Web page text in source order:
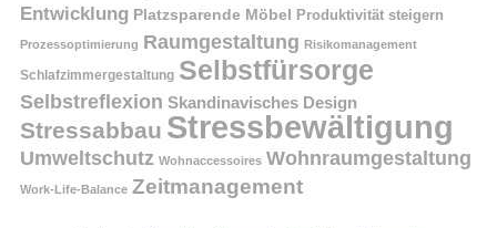
Entwicklung Platzsparende Möbel Produktivität steigern
Prozessoptimierung Raumgestaltung Risikomanagement
Schlafzimmergestaltung Selbstfürsorge
Selbstreflexion Skandinavisches Design
Stressabbau Stressbewältigung
Umweltschutz Wohnaccessoires Wohnraumgestaltung
Work-Life-Balance Zeitmanagement